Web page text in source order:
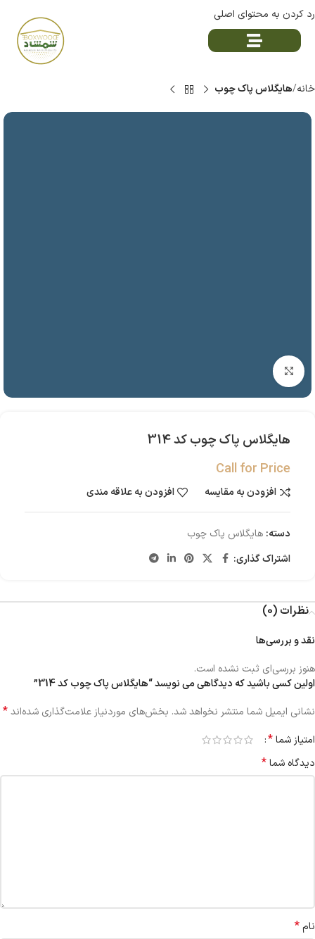
رد کردن به محتوای اصلی
خانه هایگلاس پاک چوب
بزرگنمایی تصویر
هایگلاس پاک چوب کد 314
Call for Price
افزودن به مقایسه افزودن به علاقه مندی
دسته: هایگلاس پاک چوب
اشتراک گذاری:
نظرات (0)
نقد و بررسی‌ها
هنوز بررسی‌ای ثبت نشده است.
اولین کسی باشید که دیدگاهی می نویسد “هایگلاس پاک چوب کد 314”
نشانی ایمیل شما منتشر نخواهد شد. بخش‌های موردنیاز علامت‌گذاری شده‌اند*
امتیاز شما*
دیدگاه شما*
نام*